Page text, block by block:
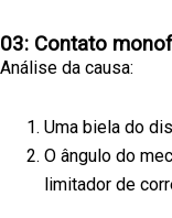
03: Contato
Análise da causa:
Uma biela do
O ângulo do
limitador de